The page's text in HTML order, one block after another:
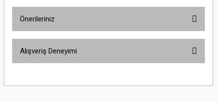
Önerileriniz
yetersiz gördüğünüz noktaları öneri formunu kullanarak tarafımıza
Alışveriş Deneyimi